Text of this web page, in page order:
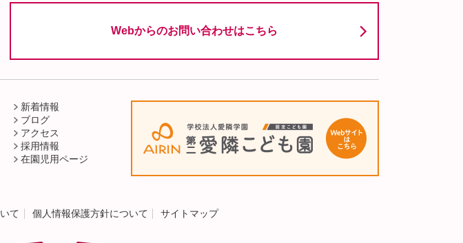
Webからのお問い合わせはこちら
新着情報
ブログ
アクセス
採用情報
在園児用ページ
て 個人情報保護方針について サイトマップ